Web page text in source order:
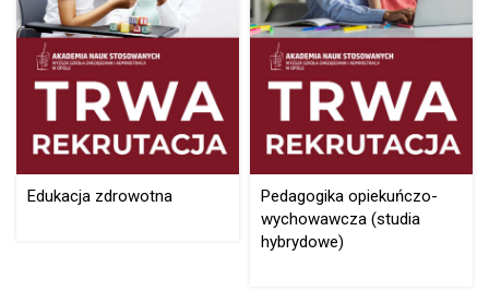
Edukacja zdrowotna
Pedagogika opiekuńczo-
wychowawcza (studia
hybrydowe)